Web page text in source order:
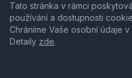
Tato stránka v rámci
používání a dostupnosti
Chráníme Vaše osobní údaje
Detaily zde.